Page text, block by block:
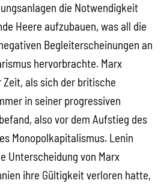
die Notwendigkeit
Heere aufzubauen, was all die
Begleiterscheinungen an
hervorbrachte. Marx
Zeit, als sich der britische
in seiner progressiven
also vor dem Aufstieg des
Monopolkapitalismus. Lenin
Unterscheidung von Marx
ihre Gültigkeit verloren hatte,